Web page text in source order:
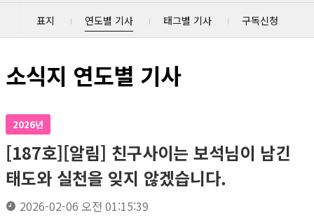
표지 연도별 기사 태그별 기사 구독신청
소식지 연도별 기사
2026년
[187호][알림] 친구사이는 보석님이 남긴
태도와 실천을 잊지 않겠습니다.
2026-02-06 오전 01:15:39